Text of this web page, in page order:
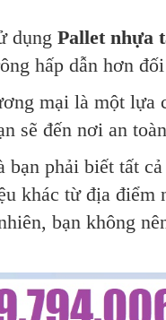
dụng Pallet nhựa
hấp dẫn hơn
mại là một lựa
sẽ đến nơi an
phải biết tất
khác từ địa điểm
bạn không